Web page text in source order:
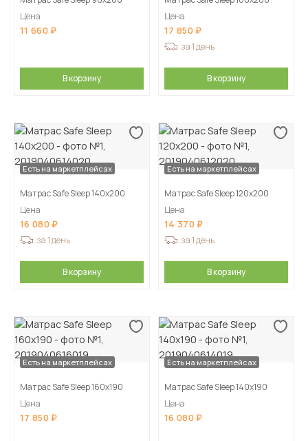
Цена
11 660
В корзину
Цена
17 850
за 1 день
В корзину
Есть на маркетплейсах
Матрас Safe Sleep 140х200
Цена
16 080
за 1 день
В корзину
Есть на маркетплейсах
Матрас Safe Sleep 120х200
Цена
14 370
за 1 день
В корзину
Есть на маркетплейсах
Матрас Safe Sleep 160х190
Цена
17 850
Есть на маркетплейсах
Матрас Safe Sleep 140х190
Цена
16 080